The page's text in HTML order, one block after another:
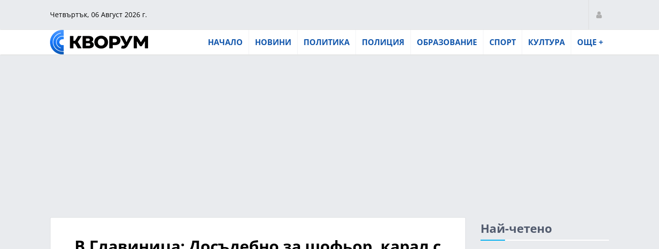
Четвъртък, 06 Август 2026 г.
НАЧАЛО НОВИНИ ПОЛИТИКА ПОЛИЦИЯ ОБРАЗОВАНИЕ СПОРТ КУЛТУРА ОЩЕ +
Най-четено